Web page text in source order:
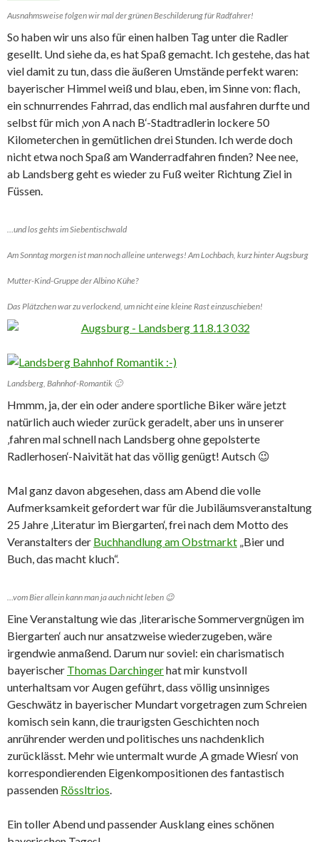
Ausnahmsweise folgen wir mal der grünen Beschilderung für Radfahrer!
So haben wir uns also für einen halben Tag unter die Radler
gesellt. Und siehe da, es hat Spaß gemacht. Ich gestehe, das hat
viel damit zu tun, dass die äußeren Umstände perfekt waren:
bayerischer Himmel weiß und blau, eben, im Sinne von: flach,
ein schnurrendes Fahrrad, das endlich mal ausfahren durfte und
selbst für mich ‚von A nach B‘-Stadtradlerin lockere 50
Kilometerchen in gemütlichen drei Stunden. Ich werde doch
nicht etwa noch Spaß am Wanderradfahren finden? Nee nee,
ab Landsberg geht es wieder zu Fuß weiter Richtung Ziel in
Füssen.
…und los gehts im Siebentischwald
Am Sonntag morgen ist man noch alleine unterwegs! Am Lochbach, kurz hinter Augsburg
Mutter-Kind-Gruppe der Albino Kühe?
Das Plätzchen war zu verlockend, um nicht eine kleine Rast einzuschieben!
Landsberg, Bahnhof-Romantik 🙂
Hmmm, ja, der ein oder andere sportliche Biker wäre jetzt
natürlich auch wieder zurück geradelt, aber uns in unserer
‚fahren mal schnell nach Landsberg ohne gepolsterte
Radlerhosen‘-Naivität hat das völlig genügt! Autsch 😉
Mal ganz davon abgesehen, dass am Abend die volle
Aufmerksamkeit gefordert war für die Jubiläumsveranstaltung
25 Jahre ‚Literatur im Biergarten‘, frei nach dem Motto des
Veranstalters der Buchhandlung am Obstmarkt „Bier und
Buch, das macht kluch“.
…vom Bier allein kann man ja auch nicht leben 😉
Eine Veranstaltung wie das ‚literarische Sommervergnügen im
Biergarten‘ auch nur ansatzweise wiederzugeben, wäre
irgendwie anmaßend. Darum nur soviel: ein charismatisch
bayerischer Thomas Darchingerhat mir kunstvoll
unterhaltsam vor Augen geführt, dass völlig unsinniges
Geschwätz in bayerischer Mundart vorgetragen zum Schreien
komisch sein kann, die traurigsten Geschichten noch
anrührender werden und politisches uns nachdenklich
zurücklässt. Mehr wie untermalt wurde ‚A gmade Wiesn‘ von
korrespondierenden Eigenkompositionen des fantastisch
passenden Rössltrios.
Ein toller Abend und passender Ausklang eines schönen